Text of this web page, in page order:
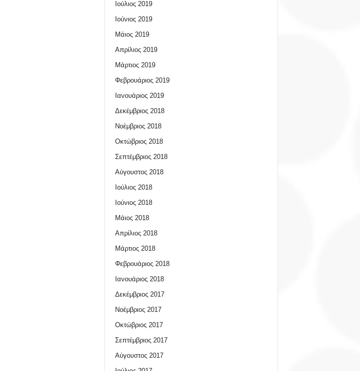
Ιούλιος 2019
Ιούνιος 2019
Μάιος 2019
Απρίλιος 2019
Μάρτιος 2019
Φεβρουάριος 2019
Ιανουάριος 2019
Δεκέμβριος 2018
Νοέμβριος 2018
Οκτώβριος 2018
Σεπτέμβριος 2018
Αύγουστος 2018
Ιούλιος 2018
Ιούνιος 2018
Μάιος 2018
Απρίλιος 2018
Μάρτιος 2018
Φεβρουάριος 2018
Ιανουάριος 2018
Δεκέμβριος 2017
Νοέμβριος 2017
Οκτώβριος 2017
Σεπτέμβριος 2017
Αύγουστος 2017